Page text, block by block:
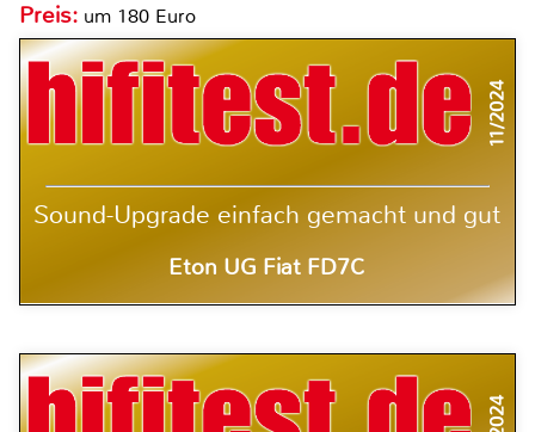
Preis: um 180 Euro
11/2024
Sound-Upgrade einfach gemacht und gut
Eton UG Fiat FD7C